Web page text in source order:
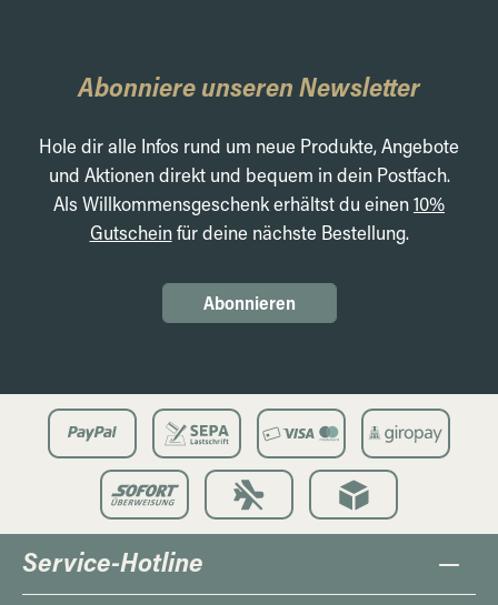
Abonniere unseren Newsletter
Hole dir alle Infos rund um neue Produkte, Angebote
und Aktionen direkt und bequem in dein Postfach.
Als Willkommensgeschenk erhältst du einen10%
Gutscheinfür deine nächste Bestellung.
Abonnieren
Service-Hotline